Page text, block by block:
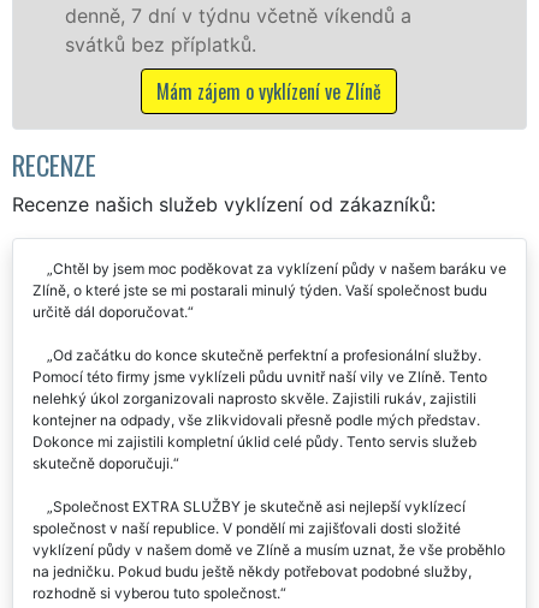
dní v týdnu včetně víkendů a
příplatků.
Mám zájem o vyklízení ve Zlíně
RECENZE
Recenze našich služeb vyklízení od zákazníků:
Chtěl by jsem moc poděkovat za vyklízení půdy v našem baráku ve
Zlíně, o které jste se mi postarali minulý týden. Vaší společnost budu
určitě dál doporučovat.
Od začátku do konce skutečně perfektní a profesionální služby.
Pomocí této firmy jsme vyklízeli půdu uvnitř naší vily ve Zlíně. Tento
nelehký úkol zorganizovali naprosto skvěle. Zajistili rukáv, zajistili
kontejner na odpady, vše zlikvidovali přesně podle mých představ.
Dokonce mi zajistili kompletní úklid celé půdy. Tento servis služeb
skutečně doporučuji.
Společnost EXTRA SLUŽBY je skutečně asi nejlepší vyklízecí
společnost v naší republice. V pondělí mi zajišťovali dosti složité
vyklízení půdy v našem domě ve Zlíně a musím uznat, že vše proběhlo
na jedničku. Pokud budu ještě někdy potřebovat podobné služby,
rozhodně si vyberou tuto společnost.